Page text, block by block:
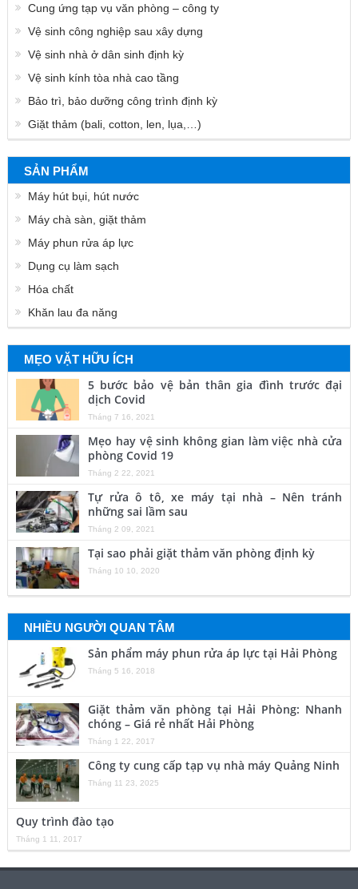
Cung ứng tạp vụ văn phòng – công ty
Vệ sinh công nghiệp sau xây dựng
Vệ sinh nhà ở dân sinh định kỳ
Vệ sinh kính tòa nhà cao tầng
Bảo trì, bảo dưỡng công trình định kỳ
Giặt thảm (bali, cotton, len, lụa,…)
SẢN PHẨM
Máy hút bụi, hút nước
Máy chà sàn, giặt thảm
Máy phun rửa áp lực
Dụng cụ làm sạch
Hóa chất
Khăn lau đa năng
MẸO VẶT HỮU ÍCH
5 bước bảo vệ bản thân gia đình trước đại
dịch Covid
Tháng 7 16, 2021
Mẹo hay vệ sinh không gian làm việc nhà cửa
phòng Covid 19
Tháng 2 22, 2021
Tự rửa ô tô, xe máy tại nhà – Nên tránh
những sai lầm sau
Tháng 2 09, 2021
Tại sao phải giặt thảm văn phòng định kỳ
Tháng 10 10, 2020
NHIỀU NGƯỜI QUAN TÂM
Sản phẩm máy phun rửa áp lực tại Hải Phòng
Tháng 5 16, 2018
Giặt thảm văn phòng tại Hải Phòng: Nhanh
chóng – Giá rẻ nhất Hải Phòng
Tháng 1 22, 2017
Công ty cung cấp tạp vụ nhà máy Quảng Ninh
Tháng 11 23, 2025
Quy trình đào tạo
Tháng 1 11, 2017